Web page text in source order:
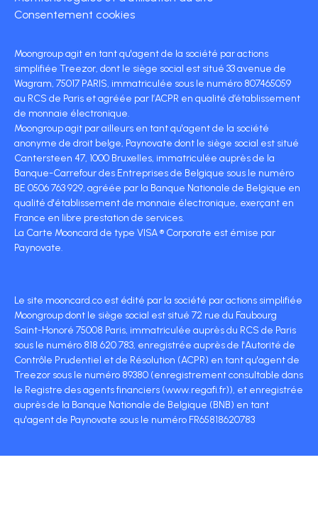
Consentement cookies
Moongroup agit en tant qu'agent de la société par actions
simplifiée Treezor, dont le siège social est situé 33 avenue de
Wagram, 75017 PARIS, immatriculée sous le numéro 807465059
au RCS de Paris et agréée par l’ACPR en qualité d’établissement
de monnaie électronique.
Moongroup agit par ailleurs en tant qu'agent de la société
anonyme de droit belge, Paynovate dont le siège social est situé
Cantersteen 47, 1000 Bruxelles, immatriculée auprès de la
Banque-Carrefour des Entreprises de Belgique sous le numéro
BE 0506 763 929, agréée par la Banque Nationale de Belgique en
qualité d'établissement de monnaie électronique, exerçant en
France en libre prestation de services.
La Carte Mooncard de type VISA ® Corporate est émise par
Paynovate.
Le site mooncard.co est édité par la société par actions simplifiée
Moongroup dont le siège social est situé 72 rue du Faubourg
Saint-Honoré 75008 Paris, immatriculée auprès du RCS de Paris
sous le numéro 818 620 783, enregistrée auprès de l'Autorité de
Contrôle Prudentiel et de Résolution (ACPR) en tant qu'agent de
Treezor sous le numéro 89380 (enregistrement consultable dans
le Registre des agents financiers (www.regafi.fr)), et enregistrée
auprès de la Banque Nationale de Belgique (BNB) en tant
qu'agent de Paynovate sous le numéro FR65818620783